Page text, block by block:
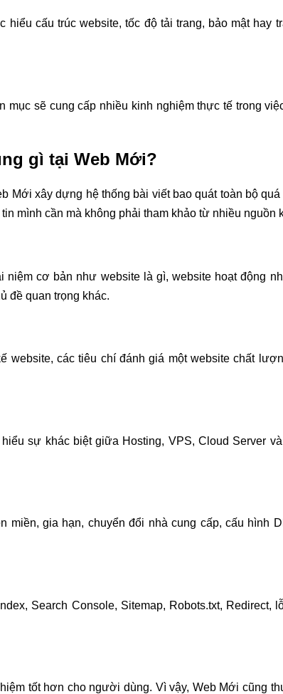
hiểu cấu trúc website, tốc độ tải trang, bảo mật hay
mục sẽ cung cấp nhiều kinh nghiệm thực tế trong
gì tại Web Mới?
Mới xây dựng hệ thống bài viết bao quát toàn bộ
mình cần mà không phải tham khảo từ nhiều nguồn
niệm cơ bản như website là gì, website hoạt động
đề quan trọng khác.
website, các tiêu chí đánh giá một website chất
sự khác biệt giữa Hosting, VPS, Cloud Server
miền, gia hạn, chuyển đổi nhà cung cấp, cấu hình
Search Console, Sitemap, Robots.txt, Redirect,
tốt hơn cho người dùng. Vì vậy, Web Mới cũng